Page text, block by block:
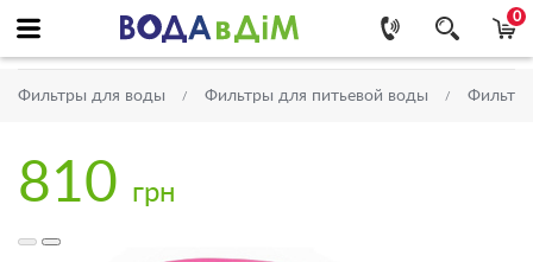
0
Фильтры для воды Фильтры для питьевой воды
810 грн